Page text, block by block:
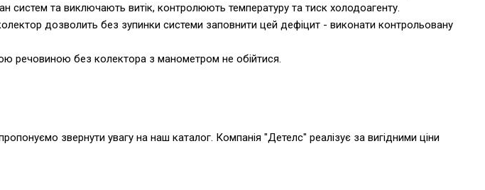
систем та виключають витік, контролюють температуру та тиск холодоагенту.
дозволить без зупинки системи заповнити цей дефіцит - виконати контрольовану
речовиною без колектора з манометром не обійтися.
звернути увагу на наш каталог. Компанія "Детелс" реалізує за вигідними ціни